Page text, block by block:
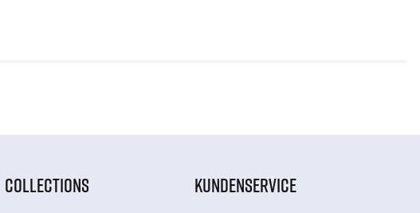
COLLECTIONS KUNDENSERVICE